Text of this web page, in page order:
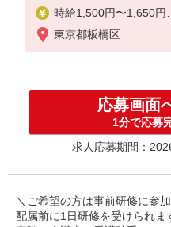
時給1,500円〜1,650円
★週払いOK（規定あり
東京都板橋区
応募画面
1分で応募
求人応募期間：
＼ご希望の方は事前研修に参
配属前に1日研修を受けられま